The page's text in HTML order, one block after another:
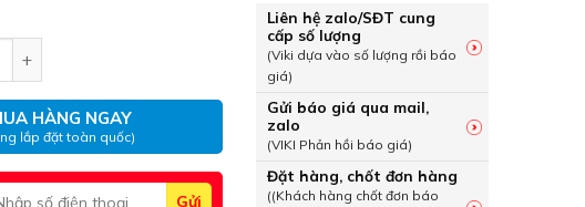
tròn ruột mềm VCmt-4x1mm2, 300/500V Cadivi số lượng
HÀNG NGAY
lắp đặt toàn quốc)
Liên hệ zalo/SĐT cung
cấp số lượng
(Viki dựa vào số lượng rồi báo
giá)
Gửi báo giá qua mail,
zalo
(VIKI Phản hồi báo giá)
Đặt hàng, chốt đơn hàng
((Khách hàng chốt đơn báo